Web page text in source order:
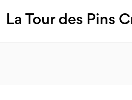
La Tour des Pins